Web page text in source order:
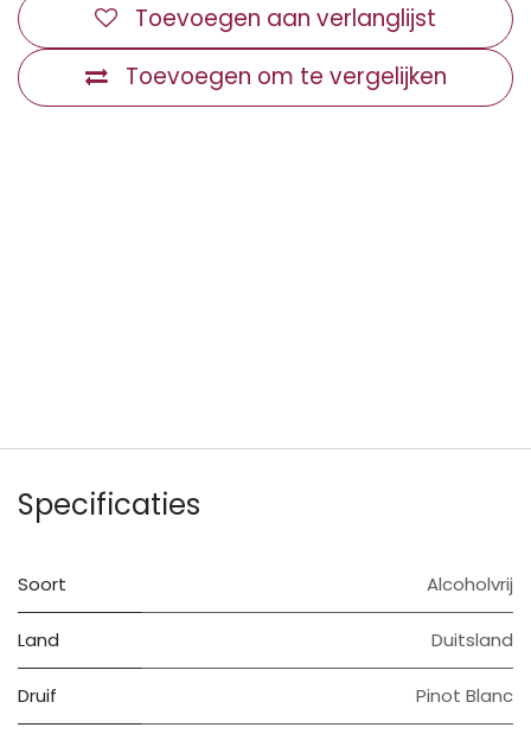
Toevoegen om te vergelijken
Toevoegen aan verlanglijst
Specificaties
Soort Alcoholvrij
Land Duitsland
Druif Pinot Blanc